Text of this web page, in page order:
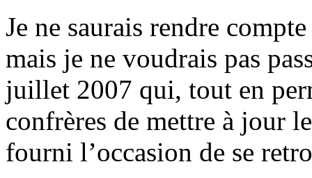
Je ne saurais rendre
mais je ne voudrais pas
juillet 2007 qui, tout en
confrères de mettre à jour
fourni l’occasion de se